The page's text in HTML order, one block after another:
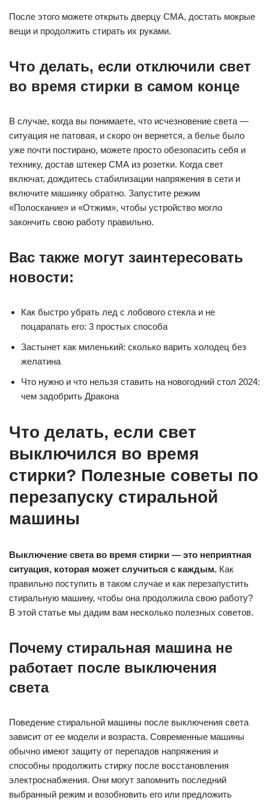
После этого можете открыть дверцу СМА, достать мокрые
вещи и продолжить стирать их руками.
Что делать, если отключили свет
во время стирки в самом конце
В случае, когда вы понимаете, что исчезновение света —
ситуация не патовая, и скоро он вернется, а белье было
уже почти постирано, можете просто обезопасить себя и
технику, достав штекер СМА из розетки. Когда свет
включат, дождитесь стабилизации напряжения в сети и
включите машинку обратно. Запустите режим
«Полоскание» и «Отжим», чтобы устройство могло
закончить свою работу правильно.
Вас также могут заинтересовать
новости:
Как быстро убрать лед с лобового стекла и не
поцарапать его: 3 простых способа
Застынет как миленький: сколько варить холодец без
желатина
Что нужно и что нельзя ставить на новогодний стол 2024:
чем задобрить Дракона
Что делать, если свет
выключился во время
стирки? Полезные советы по
перезапуску стиральной
машины
Выключение света во время стирки — это неприятная
ситуация, которая может случиться с каждым. Как
правильно поступить в таком случае и как перезапустить
стиральную машину, чтобы она продолжила свою работу?
В этой статье мы дадим вам несколько полезных советов.
Почему стиральная машина не
работает после выключения
света
Поведение стиральной машины после выключения света
зависит от ее модели и возраста. Современные машины
обычно имеют защиту от перепадов напряжения и
способны продолжить стирку после восстановления
электроснабжения. Они могут запомнить последний
выбранный режим и возобновить его или предложить